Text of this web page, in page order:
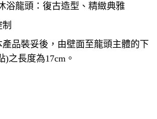
浴龍頭： 復古造型、精緻典雅
品裝妥後，由壁面至龍頭主體的下
)之長度為17cm。